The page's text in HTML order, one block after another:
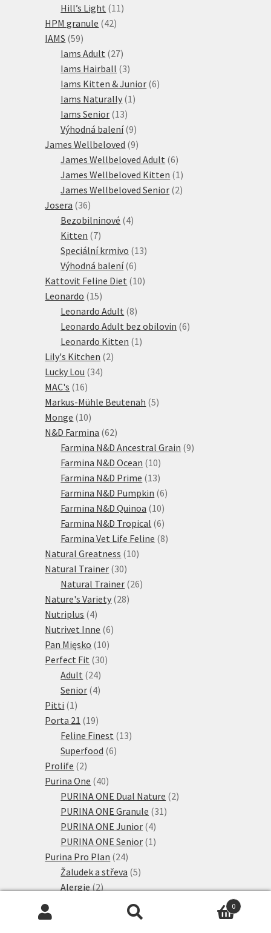
produktů
Hill’s Light 11 11
HPM granule 4242
IAMS 5959
produktů
Iams Adult 2727
produktů
Iams Hairball 33
produkty
Iams Kitten & Junior 66
Iams Naturally 1 1
Iams Senior 1313
produktů
Výhodná balení 99
produktů
James Wellbeloved 99
produktů
James Wellbeloved Adult 66
produktů
James Wellbeloved Kitten 1 1
produkt
James Wellbeloved Senior 22
Josera 3636
produktů
Bezobilninové 44
Kitten 77
produktů
Speciální krmivo 1313
Výhodná balení 66
produktů
Kattovit Feline Diet 1010
Leonardo 1515
produktů
Leonardo Adult 88
produktů
Leonardo Adult bez obilovin 66
Leonardo Kitten 1 1
Lily's Kitchen 22
Lucky Lou 3434
MAC's 1616
produktů
Markus-Mühle Beutenah 55
Monge 1010
produktů
N&D Farmina 6262
produktů
Farmina N&D Ancestral Grain 99
Farmina N&D Ocean 1010
produktů
Farmina N&D Prime 1313
produktů
Farmina N&D Pumpkin 66
Farmina N&D Quinoa 1010
produktů
Farmina N&D Tropical 66
produktů
Farmina Vet Life Feline 88
Natural Greatness 1010
Natural Trainer 3030
produktů
Natural Trainer 2626
Nature's Variety 2828
Nutriplus 44
produkty
Nutrivet Inne 66
Pan Mięsko 1010
produktů
Perfect Fit 3030
Adult 2424
produktů
Senior 44
Pitti 1 1
produkt
Porta 21 1919
produktů
Feline Finest 1313
Superfood 66
Prolife 22
produkty
Purina One 4040
produktů
PURINA ONE Dual Nature 22
PURINA ONE Granule 31 31
PURINA ONE Junior 44
produkty
PURINA ONE Senior 1 1
Purina Pro Plan 2424
produktů
Žaludek a střeva 55
Alergie 22
produkty
produkty
7
0